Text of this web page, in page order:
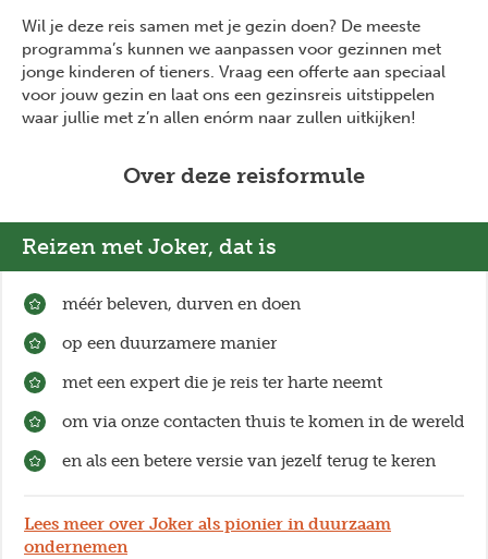
Wil je deze reis samen met je gezin doen? De meeste
programma’s kunnen we aanpassen voor gezinnen met
jonge kinderen of tieners. Vraag een offerte aan speciaal
voor jouw gezin en laat ons een gezinsreis uitstippelen
waar jullie met z’n allen enórm naar zullen uitkijken!
Over deze reisformule
Reizen met Joker, dat is
méér beleven, durven en doen
op een duurzamere manier
met een expert die je reis ter harte neemt
om via onze contacten thuis te komen in de wereld
en als een betere versie van jezelf terug te keren
Lees meer over Joker als pionier in duurzaam
ondernemen